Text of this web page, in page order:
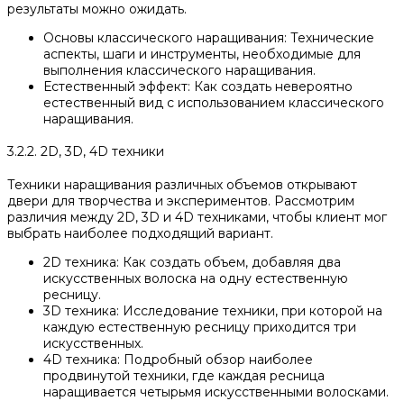
результаты можно ожидать.
Основы классического наращивания: Технические
аспекты, шаги и инструменты, необходимые для
выполнения классического наращивания.
Естественный эффект: Как создать невероятно
естественный вид с использованием классического
наращивания.
3.2.2. 2D, 3D, 4D техники
Техники наращивания различных объемов открывают
двери для творчества и экспериментов. Рассмотрим
различия между 2D, 3D и 4D техниками, чтобы клиент мог
выбрать наиболее подходящий вариант.
2D техника: Как создать объем, добавляя два
искусственных волоска на одну естественную
ресницу.
3D техника: Исследование техники, при которой на
каждую естественную ресницу приходится три
искусственных.
4D техника: Подробный обзор наиболее
продвинутой техники, где каждая ресница
наращивается четырьмя искусственными волосками.